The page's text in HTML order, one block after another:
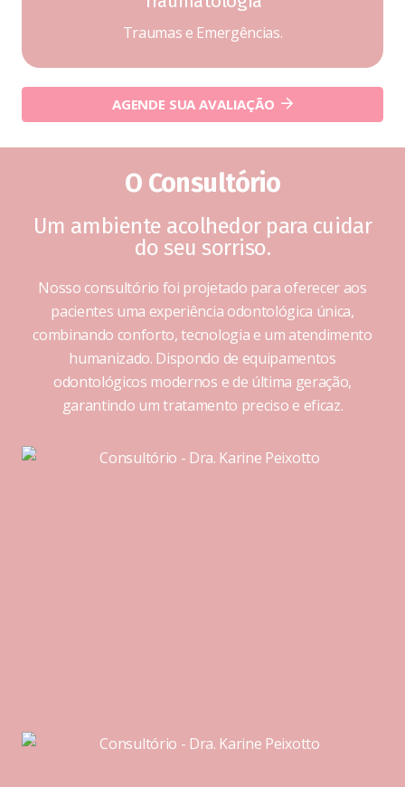
Traumas e Emergências.
AGENDE SUA AVALIAÇÃO
O Consultório
Um ambiente acolhedor para cuidar
do seu sorriso.
Nosso consultório foi projetado para oferecer aos
pacientes uma experiência odontológica única,
combinando conforto, tecnologia e um atendimento
humanizado. Dispondo de equipamentos
odontológicos modernos e de última geração,
garantindo um tratamento preciso e eficaz.